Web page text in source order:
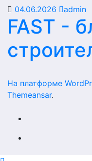
04.06.2026 admin
FAST -
На платформе
Themeansar.